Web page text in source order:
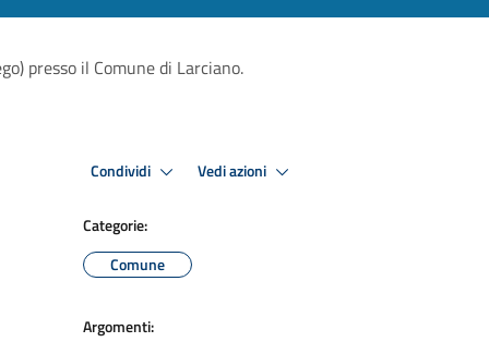
presso il Comune di Larciano.
Condividi Vedi azioni
Categorie:
Comune
Argomenti: